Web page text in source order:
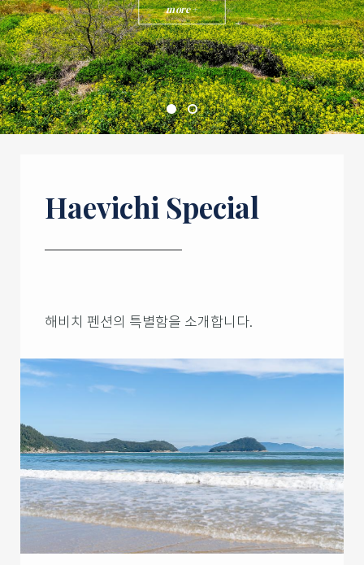
more +
Haevichi Special
해비치 펜션의 특별함을 소개합니다.